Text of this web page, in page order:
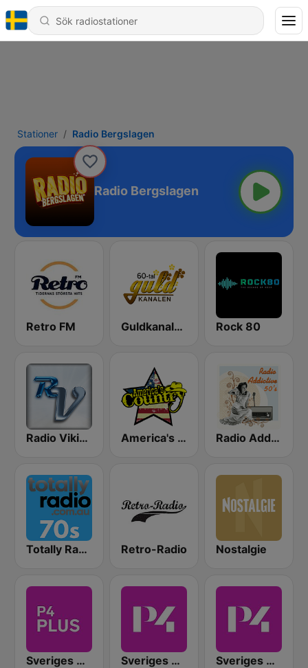
Stationer Radio Bergslagen
Radio Bergslagen
Retro FM Guldkanalen 60-tal Rock 80
Radio Viking America's Country Radio Addictive 50s
Totally Radio 70s Retro-Radio Nostalgie
Sveriges Radio P4 Plus Sveriges Radio P4 Kalmar Sveriges Radio P4 Göteborg